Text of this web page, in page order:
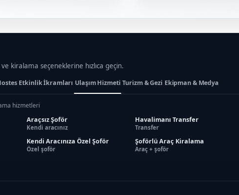
kiralama seçeneklerine hızlıca geçin.
Etkinlik İkramları Ulaşım Hizmeti Turizm & Gezi Ekipman & Medya
hizmetleri
Araçsız Şoför
Kendi aracınız
Havalimanı Transfer
Transfer
Kendi Aracınıza Özel Şoför
Özel şoför
Şoförlü Araç Kiralama
Araç + şoför